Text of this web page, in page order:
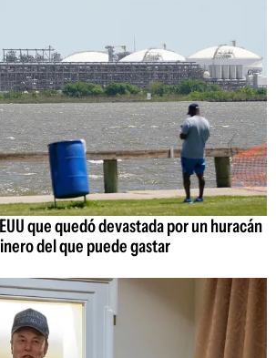
que quedó devastada por un huracán
del que puede gastar